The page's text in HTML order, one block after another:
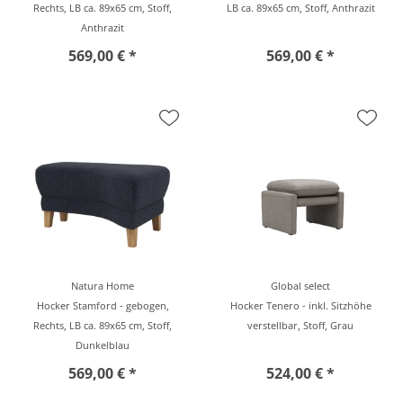
Rechts, LB ca. 89x65 cm, Stoff,
Anthrazit
569,00 € *
LB ca. 89x65 cm, Stoff, Anthrazit
569,00 € *
Natura Home
Hocker Stamford - gebogen,
Rechts, LB ca. 89x65 cm, Stoff,
Dunkelblau
569,00 € *
Global select
Hocker Tenero - inkl. Sitzhöhe
verstellbar, Stoff, Grau
524,00 € *